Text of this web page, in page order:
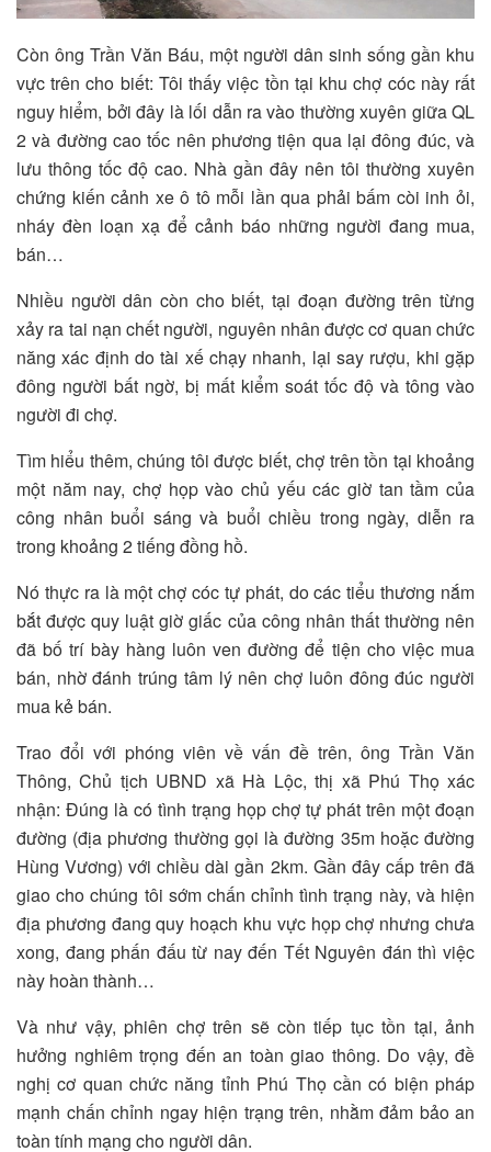
Còn ông Trần Văn Báu, một người dân sinh sống gần khu
vực trên cho biết: Tôi thấy việc tồn tại khu chợ cóc này rất
nguy hiểm, bởi đây là lối dẫn ra vào thường xuyên giữa QL
2 và đường cao tốc nên phương tiện qua lại đông đúc, và
lưu thông tốc độ cao. Nhà gần đây nên tôi thường xuyên
chứng kiến cảnh xe ô tô mỗi lần qua phải bấm còi inh ỏi,
nháy đèn loạn xạ để cảnh báo những người đang mua,
bán…
Nhiều người dân còn cho biết, tại đoạn đường trên từng
xảy ra tai nạn chết người, nguyên nhân được cơ quan chức
năng xác định do tài xế chạy nhanh, lại say rượu, khi gặp
đông người bất ngờ, bị mất kiểm soát tốc độ và tông vào
người đi chợ.
Tìm hiểu thêm, chúng tôi được biết, chợ trên tồn tại khoảng
một năm nay, chợ họp vào chủ yếu các giờ tan tầm của
công nhân buổi sáng và buổi chiều trong ngày, diễn ra
trong khoảng 2 tiếng đồng hồ.
Nó thực ra là một chợ cóc tự phát, do các tiểu thương nắm
bắt được quy luật giờ giấc của công nhân thất thường nên
đã bố trí bày hàng luôn ven đường để tiện cho việc mua
bán, nhờ đánh trúng tâm lý nên chợ luôn đông đúc người
mua kẻ bán.
Trao đổi với phóng viên về vấn đề trên, ông Trần Văn
Thông, Chủ tịch UBND xã Hà Lộc, thị xã Phú Thọ xác
nhận: Đúng là có tình trạng họp chợ tự phát trên một đoạn
đường (địa phương thường gọi là đường 35m hoặc đường
Hùng Vương) với chiều dài gần 2km. Gần đây cấp trên đã
giao cho chúng tôi sớm chấn chỉnh tình trạng này, và hiện
địa phương đang quy hoạch khu vực họp chợ nhưng chưa
xong, đang phấn đấu từ nay đến Tết Nguyên đán thì việc
này hoàn thành…
Và như vậy, phiên chợ trên sẽ còn tiếp tục tồn tại, ảnh
hưởng nghiêm trọng đến an toàn giao thông. Do vậy, đề
nghị cơ quan chức năng tỉnh Phú Thọ cần có biện pháp
mạnh chấn chỉnh ngay hiện trạng trên, nhằm đảm bảo an
toàn tính mạng cho người dân.